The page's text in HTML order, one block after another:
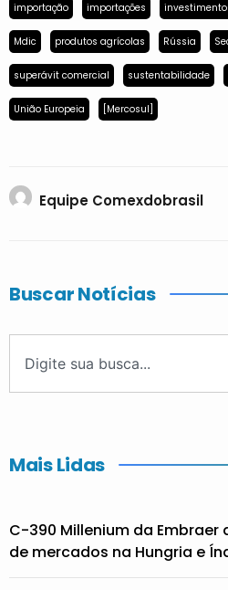
importação importações
Mdic produtos agrícolas Rússia
superávit comercial sustentabilidade
União Europeia [Mercosul]
Equipe Comexdobrasil
Buscar Notícias
Mais Lidas
C-390 Millenium da
de mercados na Hungria e